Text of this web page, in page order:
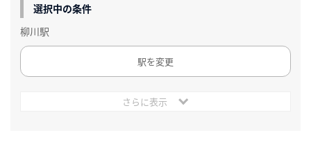
選択中の条件
柳川駅
駅を変更
さらに表示